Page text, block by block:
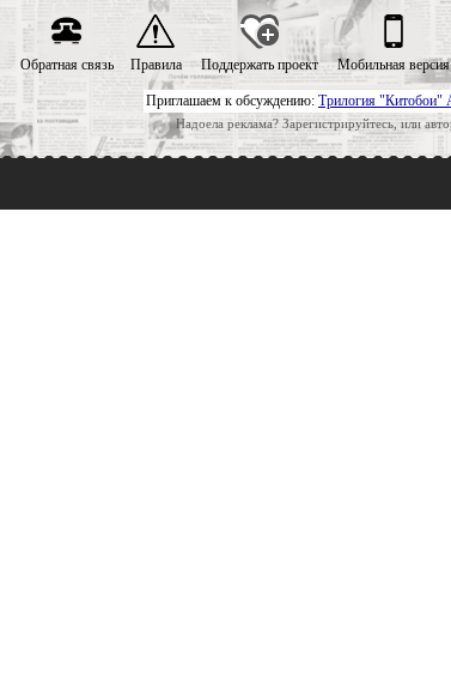
Приглашаем к обсуждению: Трилогия "Китобои"
Надоела реклама? Зарегистрируйтесь, или
Обратная связь Правила Поддержать проект Мобильная версия